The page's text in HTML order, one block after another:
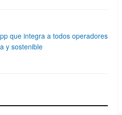
que integra a todos operadores
y sostenible